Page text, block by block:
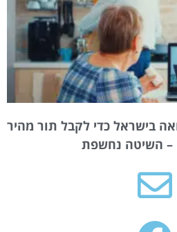
בישראל כדי לקבל תור מהיר
– השיטה נחשפת